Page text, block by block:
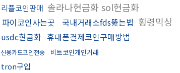
리플코인판매 솔라나현금화 sol현금화
파이코인사는곳 국내거래소fds뚫는법 횡령믹싱
usdc현금화 휴대폰결제코인구매방법
신용카드코인전송 비트코인개인거래
tron구입